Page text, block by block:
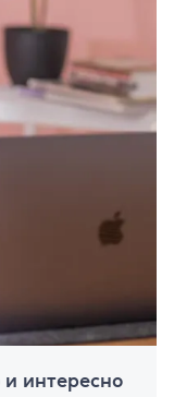
интересно